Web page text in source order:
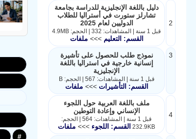
#
2
دليل باللغة الإنجليزية للدراسة بجامعة
تشارلز ستورت في أستراليا للطلاب
الدوليين لعام 2025
قبل 1 سنة | المشاهدات: 332 | الحجم: 4.9MB
القسم: التعليم>>> ملفات
3
نموذج طلب للحصول على تأشيرة
إنسانية خارجية في استراليا باللغة
الإنجليزية
قبل 1 سنة | المشاهدات: 567 | الحجم: B
القسم: التأشيرات>>> ملفات
4
ملف باللغة العربية حول اللجوء
الإنساني وإعادة التوطين
قبل 1 سنة | المشاهدات: 564 | الحجم:
232.9KB القسم: اللجوء >>> ملفات